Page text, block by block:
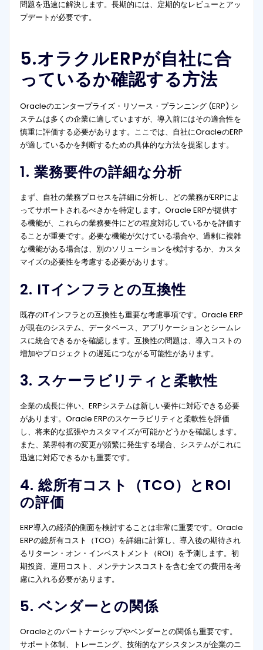
問題を迅速に解決します。長期的には、定期的なレビューとアッ
プデートが必要です。
5.オラクルERPが自社に合
っているか確認する方法
Oracleのエンタープライズ・リソース・プランニング (ERP) シ
ステムは多くの企業に適していますが、導入前にはその適合性を
慎重に評価する必要があります。ここでは、自社にOracleのERP
が適しているかを判断するための具体的な方法を提案します。
1. 業務要件の詳細な分析
まず、自社の業務プロセスを詳細に分析し、どの業務がERPによ
ってサポートされるべきかを特定します。Oracle ERPが提供す
る機能が、これらの業務要件にどの程度対応しているかを評価す
ることが重要です。必要な機能が欠けている場合や、過剰に複雑
な機能がある場合は、別のソリューションを検討するか、カスタ
マイズの必要性を考慮する必要があります。
2. ITインフラとの互換性
既存のITインフラとの互換性も重要な考慮事項です。Oracle ERP
が現在のシステム、データベース、アプリケーションとシームレ
スに統合できるかを確認します。互換性の問題は、導入コストの
増加やプロジェクトの遅延につながる可能性があります。
3. スケーラビリティと柔軟性
企業の成長に伴い、ERPシステムは新しい要件に対応できる必要
があります。Oracle ERPのスケーラビリティと柔軟性を評価
し、将来的な拡張やカスタマイズが可能かどうかを確認します。
また、業界特有の変更が頻繁に発生する場合、システムがこれに
迅速に対応できるかも重要です。
4. 総所有コスト（TCO）とROI
の評価
ERP導入の経済的側面を検討することは非常に重要です。Oracle
ERPの総所有コスト（TCO）を詳細に計算し、導入後の期待され
るリターン・オン・インベストメント（ROI）を予測します。初
期投資、運用コスト、メンテナンスコストを含む全ての費用を考
慮に入れる必要があります。
5. ベンダーとの関係
Oracleとのパートナーシップやベンダーとの関係も重要です。
サポート体制、トレーニング、技術的なアシスタンスが企業のニ